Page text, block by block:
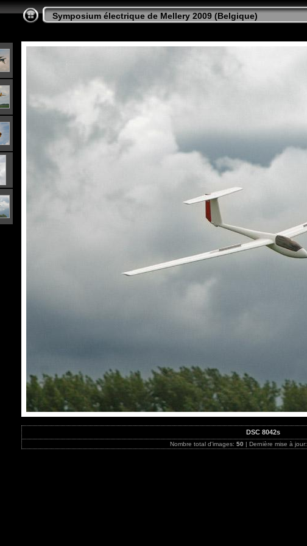
Symposium électrique de Mellery 2009 (Belgique)
DSC 8042s
Nombre total d'images: 50 | Dernière mise à jour: